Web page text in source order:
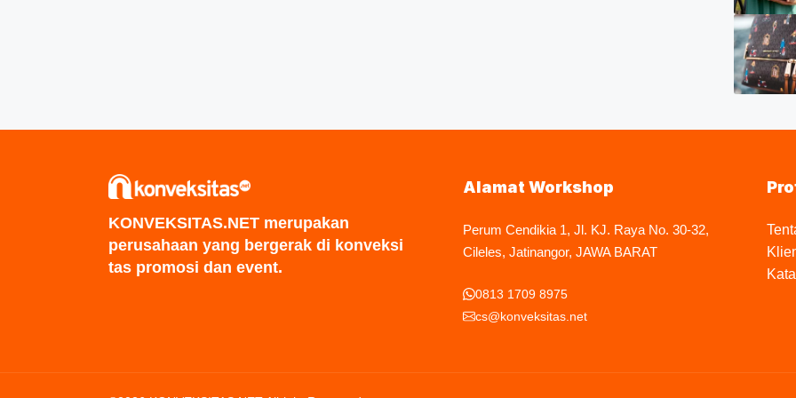
KONVEKSITAS.NET merupakan
perusahaan yang bergerak di konveksi
tas promosi dan event.
Alamat Workshop
Perum Cendikia 1, Jl. KJ. Raya No. 30-32,
Cileles, Jatinangor, JAWA BARAT
0813 1709 8975
cs@konveksitas.net